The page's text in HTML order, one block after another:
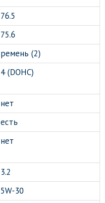
76.5
75.6
ремень (2)
4 (DOHC)
нет
есть
нет
3.2
5W-30